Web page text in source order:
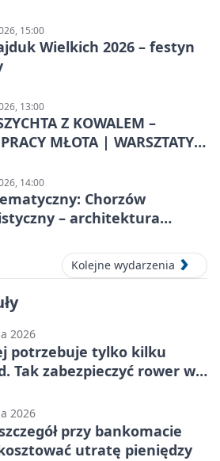
15:00
Wielkich 2026 – festyn
13:00
Z KOWALEM –
MŁOTA | WARSZTATY
14:00
Chorzów
– architektura
Kolejne wydarzenia
2026
potrzebuje tylko kilku
Tak zabezpieczyć rower w
2026
przy bankomacie
utratę pieniędzy